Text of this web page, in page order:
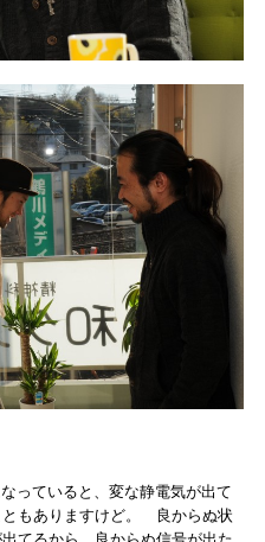
っていると、変な静電気が出て
ともありますけど。 良からぬ状